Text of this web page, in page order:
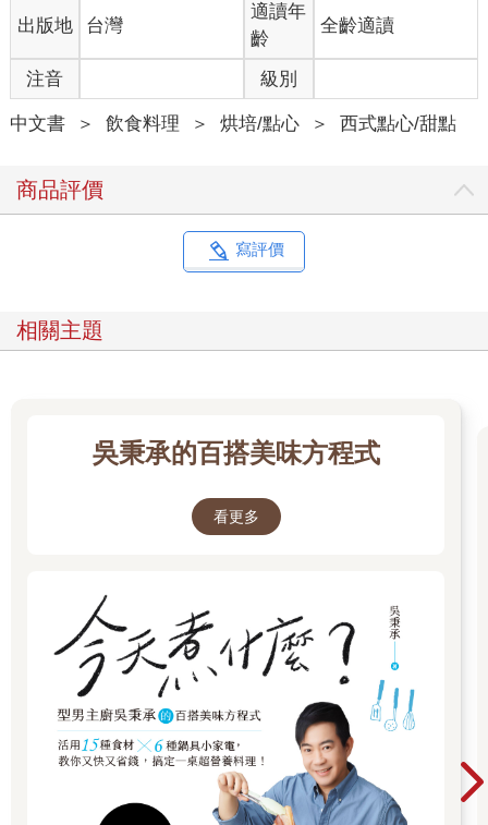
出版地 台灣
適讀年
齡
全齡適讀
注音 級別
中文書 ＞ 飲食料理 ＞ 烘培/點心 ＞ 西式點心/甜點
商品評價
寫評價
相關主題
吳秉承的百搭美味方程式
看更多